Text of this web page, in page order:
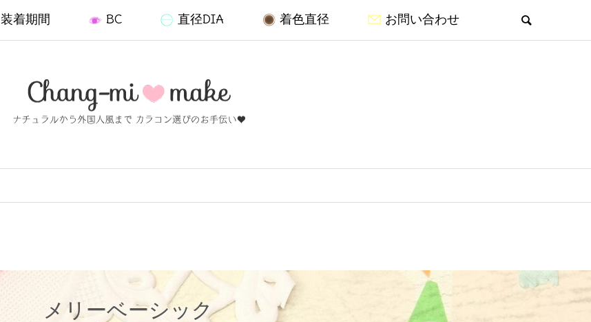
装着期間 BC 直径DIA 着色直径 お問い合わせ
メリーベーシック